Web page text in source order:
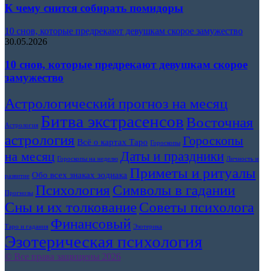
К чему снится собирать помидоры
10 снов, которые предрекают девушкам скорое замужество
30.05.2026
10 снов, которые предрекают девушкам скорое
замужество
Астрологический прогноз на месяц
Астрология Битва экстрасенсовВосточная
астрология Всё о картах Таро Гороскопы Гороскопы
на месяц Гороскопы на неделю Даты и праздники Личность и
развитие Обо всех знаках зодиака Приметы и ритуалы
Прогнозы Психология Символы в гадании
Сны и их толкованиеСоветы психолога
Таро и гадания Финансовый Эзотерика
Эзотерическая психология
© Все права защищены 2026